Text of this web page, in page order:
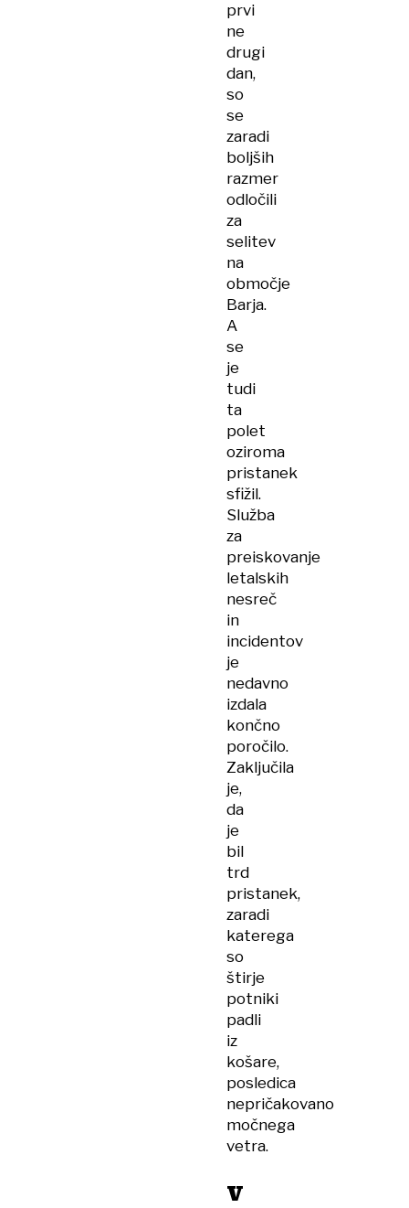
prvi
ne
drugi
dan,
so
se
zaradi
boljših
razmer
odločili
za
selitev
na
območje
Barja.
A
se
je
tudi
ta
polet
oziroma
pristanek
sfižil.
Služba
za
preiskovanje
letalskih
nesreč
in
incidentov
je
nedavno
izdala
končno
poročilo.
Zaključila
je,
da
je
bil
trd
pristanek,
zaradi
katerega
so
štirje
potniki
padli
iz
košare,
posledica
nepričakovano
močnega
vetra.
V